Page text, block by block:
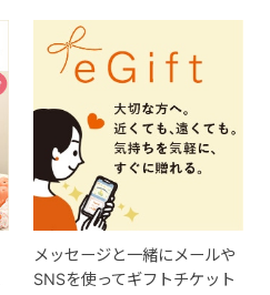
メッセージと一緒にメールや
SNSを使ってギフトチケット